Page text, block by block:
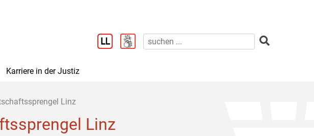
Karriere in der Justiz
Linz
Linz